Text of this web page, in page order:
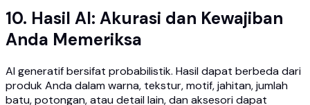
10. Hasil AI: Akurasi dan Kewajiban
Anda Memeriksa
AI generatif bersifat probabilistik. Hasil dapat berbeda dari
produk Anda dalam warna, tekstur, motif, jahitan, jumlah
batu, potongan, atau detail lain, dan aksesori dapat